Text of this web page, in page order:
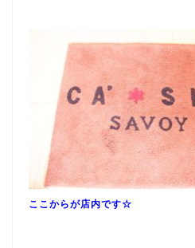
ここからが店内です☆